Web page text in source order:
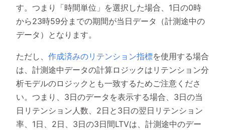
す。つまり「時間単位」を選択した場合、1日の0時
から23時59分までの期間が当日データ（計測途中の
データ）となります。
ただし、 作成済みのリテンション指標を使用する場合
は、計測途中データの計算ロジックはリテンション分
析モデルのロジックとも一致するためご注意くださ
い。つまり、3日のデータを表示する場合、3日の当
日リテンション人数、2日と3日の翌日リテンション
率、1日、2日、3日の3日間LTVは、計測途中のデー